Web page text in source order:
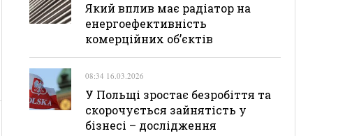
Який вплив має радіатор на
енергоефективність
комерційних об’єктів
08:34 16.03.2026
У Польщі зростає безробіття та
скорочується зайнятість у
бізнесі – дослідження